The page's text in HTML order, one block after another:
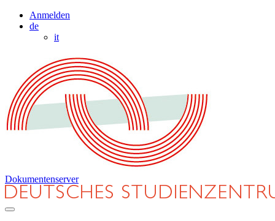
Anmelden
de
it
Dokumentenserver